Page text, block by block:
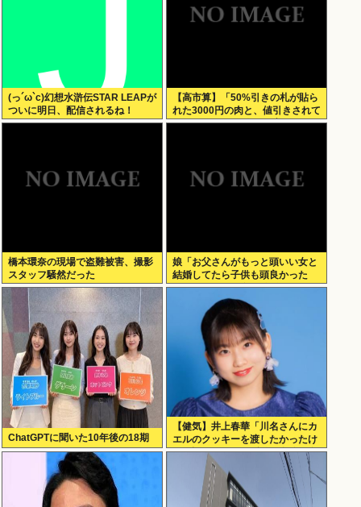
(っ´ω`c)幻想水滸伝STAR LEAPが
ついに明日、配信されるね！
【高市算】「50%引きの札が貼ら
れた3000円の肉と、値引きされて
いない1000円の肉では安いのはど
橋本環奈の現場で盗難被害、撮影
スタッフ騒然だった
娘「お父さんがもっと頭いい女と
結婚してたら子供も頭良かった
よ。頭悪いクソ女と結婚してごめ
んなさいって謝れよ」どう返せば
ChatGPTに聞いた10年後の18期
【健気】井上春華「川名さんにカ
エルのクッキーを渡したかったけ
ど、話しかけられず結局自分で食